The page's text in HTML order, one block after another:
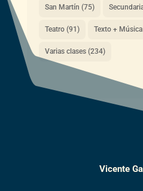
San Martín (75)
Teatro(91) Texto + Música
Varias clases(234)
Vicente